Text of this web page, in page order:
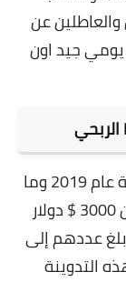
عن
جيد اون
إن موقع EverProfitBux يعمل منذ بداية عام 2019 وما
زال يعمل إلى حد الآن وقد دفع أكثر من 3000 $ دولار
عددهم إلى